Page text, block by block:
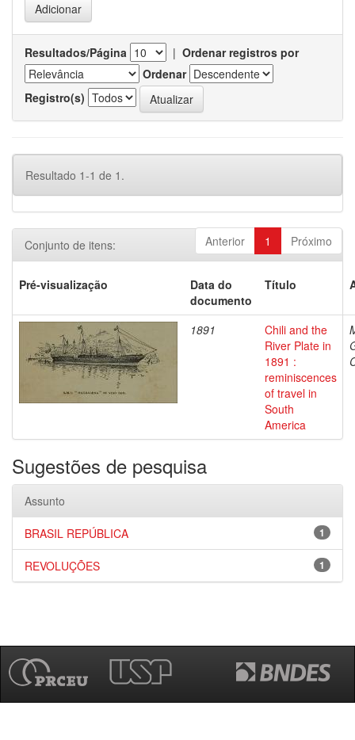
Resultados/Página | Ordenar registros por
Ordenar
Registro(s)
Resultado 1-1 de 1.
Anterior 1 Próximo
Conjunto de itens:
Pré-visualização
Data do
documento
Título
1891
Chili and the
River Plate in
1891 :
reminiscences
of travel in
South
America
Sugestões de pesquisa
Assunto
1
BRASIL REPÚBLICA
1
REVOLUÇÕES